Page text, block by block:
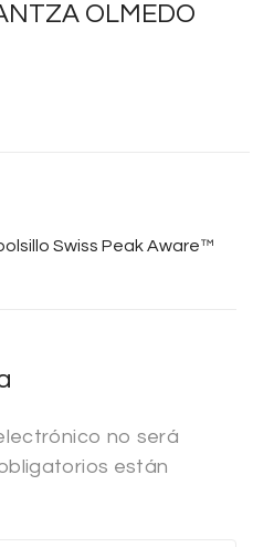
OLMEDO
Swiss Peak Aware™
no será
están